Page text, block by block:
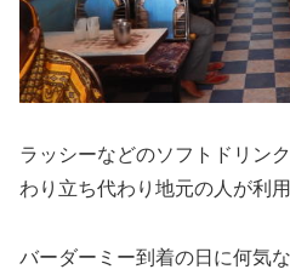
ラッシーなどのソフトドリン
わり立ち代わり地元の人が利用
バーダーミー到着の日に何気